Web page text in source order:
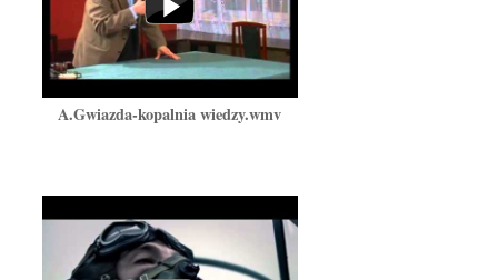
A.Gwiazda-kopalnia wiedzy.wmv